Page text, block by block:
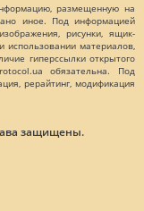
размещенную на
иное. Под информацией
рисунки, ящик-
материалов,
гиперссылки открытого
обязательна. Под
рерайтинг, модификация
защищены.